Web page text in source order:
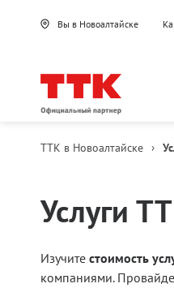
Вы в Новоалтайске
ТТК в Новоалтайске ›
Услуги
Изучите стоимость
компаниями.